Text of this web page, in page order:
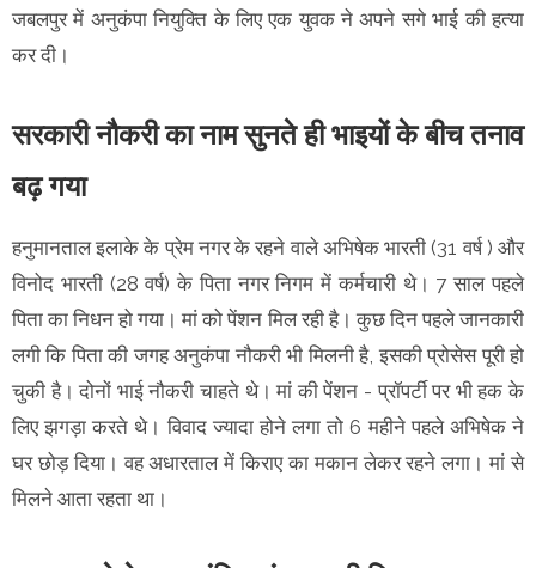
जबलपुर में अनुकंपा नियुक्ति के लिए एक युवक ने अपने सगे भाई की हत्या
कर दी।
सरकारी नौकरी का नाम सुनते ही भाइयों के बीच तनाव
बढ़ गया
हनुमानताल इलाके के प्रेम नगर के रहने वाले अभिषेक भारती (31 वर्ष ) और
विनोद भारती (28 वर्ष) के पिता नगर निगम में कर्मचारी थे। 7 साल पहले
पिता का निधन हो गया। मां को पेंशन मिल रही है। कुछ दिन पहले जानकारी
लगी कि पिता की जगह अनुकंपा नौकरी भी मिलनी है, इसकी प्रोसेस पूरी हो
चुकी है। दोनों भाई नौकरी चाहते थे। मां की पेंशन - प्रॉपर्टी पर भी हक के
लिए झगड़ा करते थे। विवाद ज्यादा होने लगा तो 6 महीने पहले अभिषेक ने
घर छोड़ दिया। वह अधारताल में किराए का मकान लेकर रहने लगा। मां से
मिलने आता रहता था।